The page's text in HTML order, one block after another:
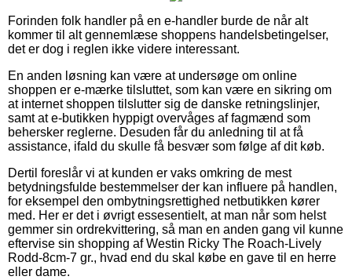
Forinden folk handler på en e-handler burde de når alt
kommer til alt gennemlæse shoppens handelsbetingelser,
det er dog i reglen ikke videre interessant.
En anden løsning kan være at undersøge om online
shoppen er e-mærke tilsluttet, som kan være en sikring om
at internet shoppen tilslutter sig de danske retningslinjer,
samt at e-butikken hyppigt overvåges af fagmænd som
behersker reglerne. Desuden får du anledning til at få
assistance, ifald du skulle få besvær som følge af dit køb.
Dertil foreslår vi at kunden er vaks omkring de mest
betydningsfulde bestemmelser der kan influere på handlen,
for eksempel den ombytningsrettighed netbutikken kører
med. Her er det i øvrigt essesentielt, at man når som helst
gemmer sin ordrekvittering, så man en anden gang vil kunne
eftervise sin shopping af Westin Ricky The Roach-Lively
Rodd-8cm-7 gr., hvad end du skal købe en gave til en herre
eller dame.